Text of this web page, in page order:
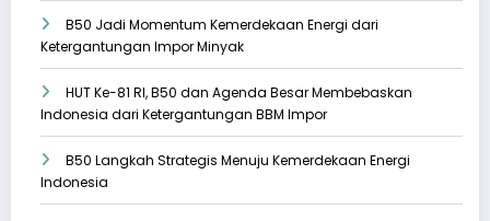
B50 Jadi Momentum Kemerdekaan Energi dari
Ketergantungan Impor Minyak
HUT Ke-81 RI, B50 dan Agenda Besar Membebaskan
Indonesia dari Ketergantungan BBM Impor
B50 Langkah Strategis Menuju Kemerdekaan Energi
Indonesia